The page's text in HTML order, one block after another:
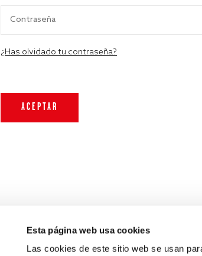
Esta página web usa cookies
Las cookies de este sitio web se usan
¿Has olvidado tu contraseña?